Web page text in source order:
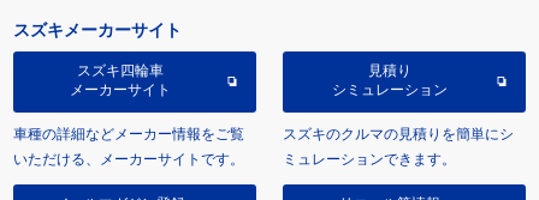
スズキメーカーサイト
スズキ四輪車
メーカーサイト
車種の詳細などメーカー情報をご覧
いただける、メーカーサイトです。
見積り
シミュレーション
スズキのクルマの見積りを簡単にシ
ミュレーションできます。